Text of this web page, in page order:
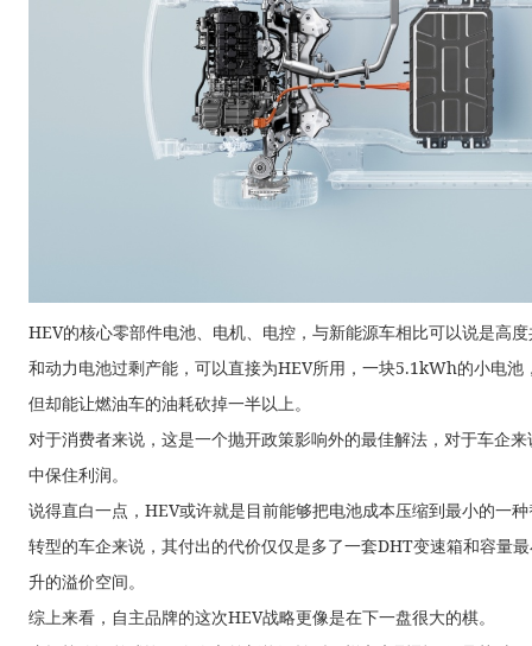
HEV的核心零部件电池、电机、电控，与新能源车相比可以说是高
和动力电池过剩产能，可以直接为HEV所用，一块5.1kWh的小电
但却能让燃油车的油耗砍掉一半以上。
对于消费者来说，这是一个抛开政策影响外的最佳解法，对于车企
中保住利润。
说得直白一点，HEV或许就是目前能够把电池成本压缩到最小的一
转型的车企来说，其付出的代价仅仅是多了一套DHT变速箱和容量
升的溢价空间。
综上来看，自主品牌的这次HEV战略更像是在下一盘很大的棋。